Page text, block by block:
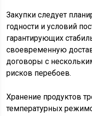
Закупки следует
годности и условий
гарантирующих
своевременную
договоры с
рисков перебоев.
Хранение продуктов
температурных